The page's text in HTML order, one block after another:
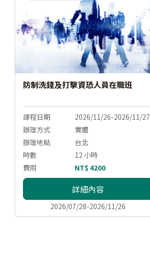
防制洗錢及打擊資恐人員在職班
課程日期
2026/11/26-2026/11/27
辦理方式
實體
辦理地點
台北
時數
12 小時
費用
NT$ 4200
詳細內容
2026/07/28-2026/11/26